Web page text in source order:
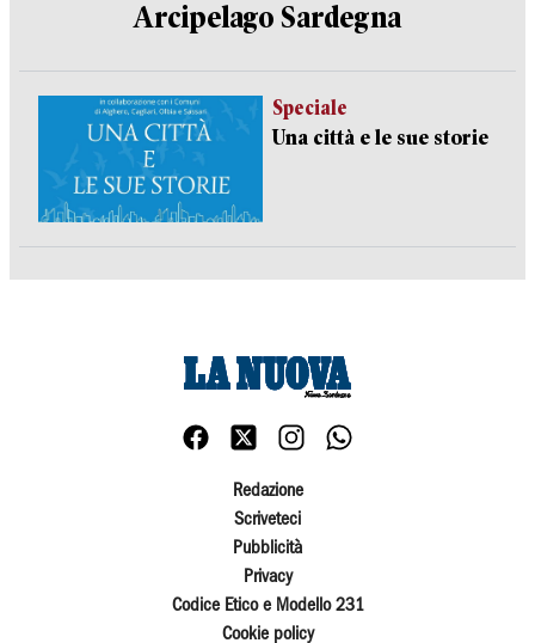
Arcipelago Sardegna
Speciale
Una città e le sue storie
Redazione
Scriveteci
Pubblicità
Privacy
Codice Etico e Modello 231
Cookie policy